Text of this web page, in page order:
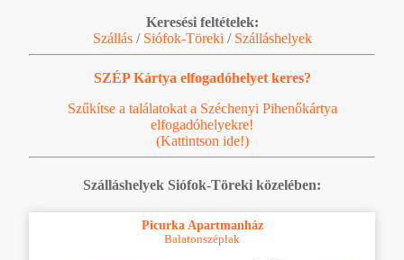
Keresési feltételek:
Szállás/ Siófok-Töreki / Szálláshelyek
SZÉP Kártya elfogadóhelyet keres?
Szűkítse a találatokat a Széchenyi Pihenőkártya
elfogadóhelyekre!
(Kattintson ide!)
Szálláshelyek Siófok-Töreki közelében:
Picurka Apartmanház
Balatonszéplak